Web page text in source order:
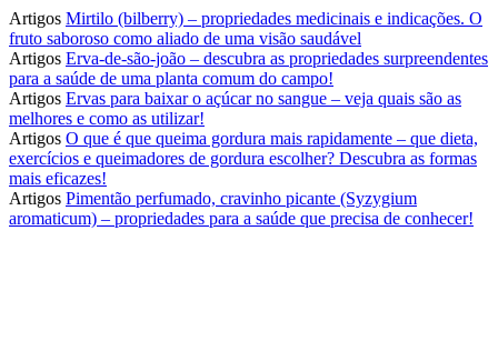
Artigos Mirtilo (bilberry) – propriedades medicinais e indicações. O
fruto saboroso como aliado de uma visão saudável
Artigos Erva-de-são-joão – descubra as propriedades surpreendentes
para a saúde de uma planta comum do campo!
Artigos Ervas para baixar o açúcar no sangue – veja quais são as
melhores e como as utilizar!
Artigos O que é que queima gordura mais rapidamente – que dieta,
exercícios e queimadores de gordura escolher? Descubra as formas
mais eficazes!
Artigos Pimentão perfumado, cravinho picante (Syzygium
aromaticum) – propriedades para a saúde que precisa de conhecer!